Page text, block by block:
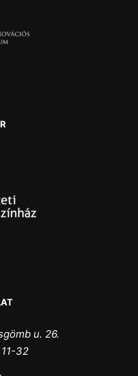
u. 26.
32